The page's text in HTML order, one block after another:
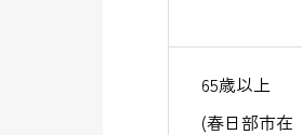
65歳以上
(春日部市在